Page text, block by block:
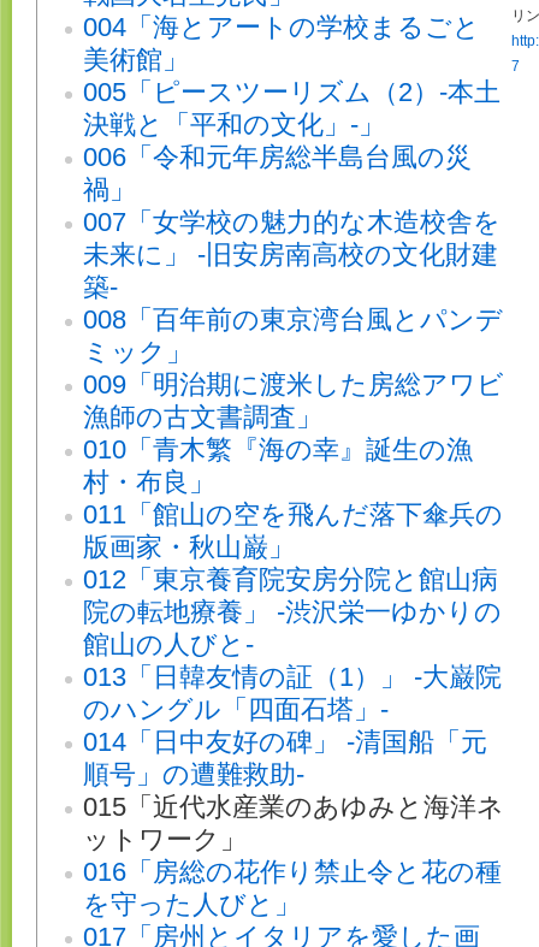
リ
7
004「海とアートの学校まるごと
美術館」
005「ピースツーリズム（2）-本土
決戦と「平和の文化」-」
006「令和元年房総半島台風の災
禍」
007「女学校の魅力的な木造校舎を
未来に」 -旧安房南高校の文化財建
築-
008「百年前の東京湾台風とパンデ
ミック」
009「明治期に渡米した房総アワビ
漁師の古文書調査」
010「青木繁『海の幸』誕生の漁
村・布良」
011「館山の空を飛んだ落下傘兵の
版画家・秋山巌」
012「東京養育院安房分院と館山病
院の転地療養」 -渋沢栄一ゆかりの
館山の人びと-
013「日韓友情の証（1）」 -大巌院
のハングル「四面石塔」-
014「日中友好の碑」 -清国船「元
順号」の遭難救助-
015「近代水産業のあゆみと海洋ネ
ットワーク」
016「房総の花作り禁止令と花の種
を守った人びと」
017「房州とイタリアを愛した画